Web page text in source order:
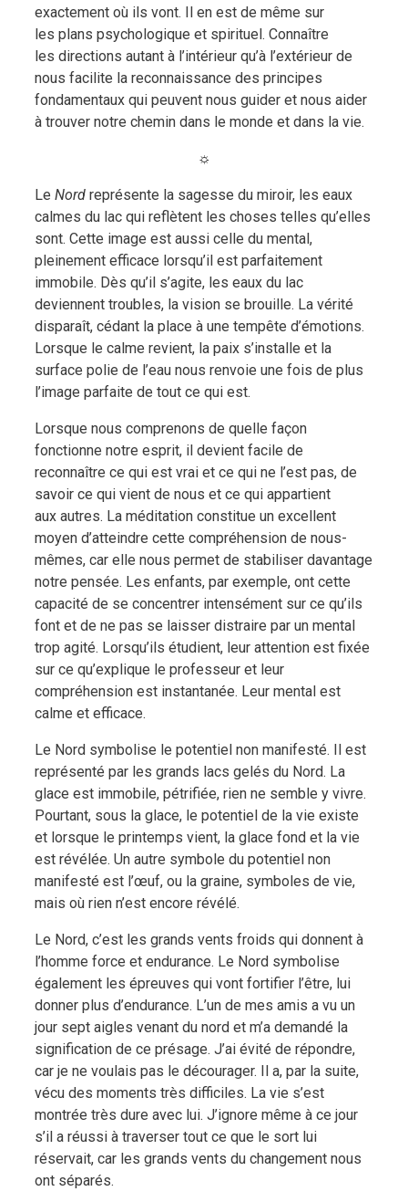
exactement où ils vont. Il en est de même sur
les plans psychologique et spirituel. Connaître
les directions autant à l’intérieur qu’à l’extérieur de
nous facilite la reconnaissance des principes
fondamentaux qui peuvent nous guider et nous aider
à trouver notre chemin dans le monde et dans la vie.
☼
Le Nord représente la sagesse du miroir, les eaux
calmes du lac qui reflètent les choses telles qu’elles
sont. Cette image est aussi celle du mental,
pleinement efficace lorsqu’il est parfaitement
immobile. Dès qu’il s’agite, les eaux du lac
deviennent troubles, la vision se brouille. La vérité
disparaît, cédant la place à une tempête d’émotions.
Lorsque le calme revient, la paix s’installe et la
surface polie de l’eau nous renvoie une fois de plus
l’image parfaite de tout ce qui est.
Lorsque nous comprenons de quelle façon
fonctionne notre esprit, il devient facile de
reconnaître ce qui est vrai et ce qui ne l’est pas, de
savoir ce qui vient de nous et ce qui appartient
aux autres. La méditation constitue un excellent
moyen d’atteindre cette compréhension de nous-
mêmes, car elle nous permet de stabiliser davantage
notre pensée. Les enfants, par exemple, ont cette
capacité de se concentrer intensément sur ce qu’ils
font et de ne pas se laisser distraire par un mental
trop agité. Lorsqu’ils étudient, leur attention est fixée
sur ce qu’explique le professeur et leur
compréhension est instantanée. Leur mental est
calme et efficace.
Le Nord symbolise le potentiel non manifesté. Il est
représenté par les grands lacs gelés du Nord. La
glace est immobile, pétrifiée, rien ne semble y vivre.
Pourtant, sous la glace, le potentiel de la vie existe
et lorsque le printemps vient, la glace fond et la vie
est révélée. Un autre symbole du potentiel non
manifesté est l’œuf, ou la graine, symboles de vie,
mais où rien n’est encore révélé.
Le Nord, c’est les grands vents froids qui donnent à
l’homme force et endurance. Le Nord symbolise
également les épreuves qui vont fortifier l’être, lui
donner plus d’endurance. L’un de mes amis a vu un
jour sept aigles venant du nord et m’a demandé la
signification de ce présage. J’ai évité de répondre,
car je ne voulais pas le décourager. Il a, par la suite,
vécu des moments très difficiles. La vie s’est
montrée très dure avec lui. J’ignore même à ce jour
s’il a réussi à traverser tout ce que le sort lui
réservait, car les grands vents du changement nous
ont séparés.